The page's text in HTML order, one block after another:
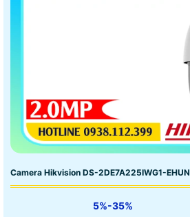
Camera Hikvision DS-2DE7A225IWG1-EHUN
5%-35%